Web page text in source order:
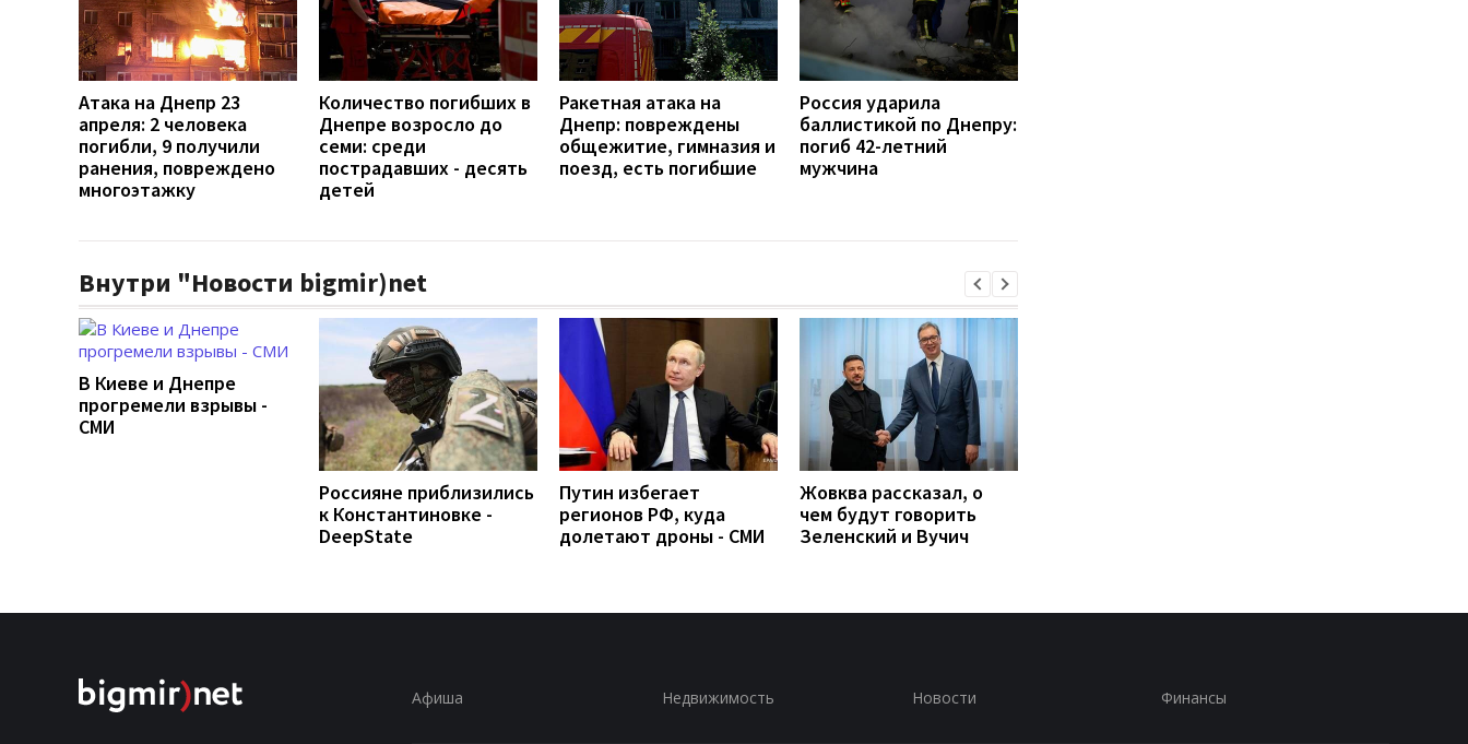
Атака на Днепр 23
апреля: 2 человека
погибли, 9 получили
ранения, повреждено
многоэтажку
Количество погибших в
Днепре возросло до
семи: среди
пострадавших - десять
детей
Ракетная атака на
Днепр: повреждены
общежитие, гимназия и
поезд, есть погибшие
Россия ударила
баллистикой по Днепру:
погиб 42-летний
мужчина
Внутри "Новости bigmir)net
В Киеве и Днепре
прогремели взрывы -
СМИ
Россияне приблизились
к Константиновке -
DeepState
Путин избегает
регионов РФ, куда
долетают дроны - СМИ
Жовква рассказал, о
чем будут говорить
Зеленский и Вучич
Афиша Недвижимость Новости Финансы